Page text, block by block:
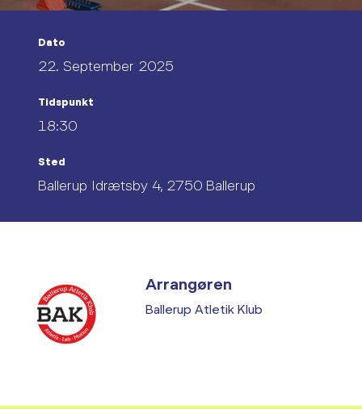
Dato
22. September 2025
Tidspunkt
18:30
Sted
Ballerup Idrætsby 4, 2750 Ballerup
Arrangøren
Ballerup Atletik Klub